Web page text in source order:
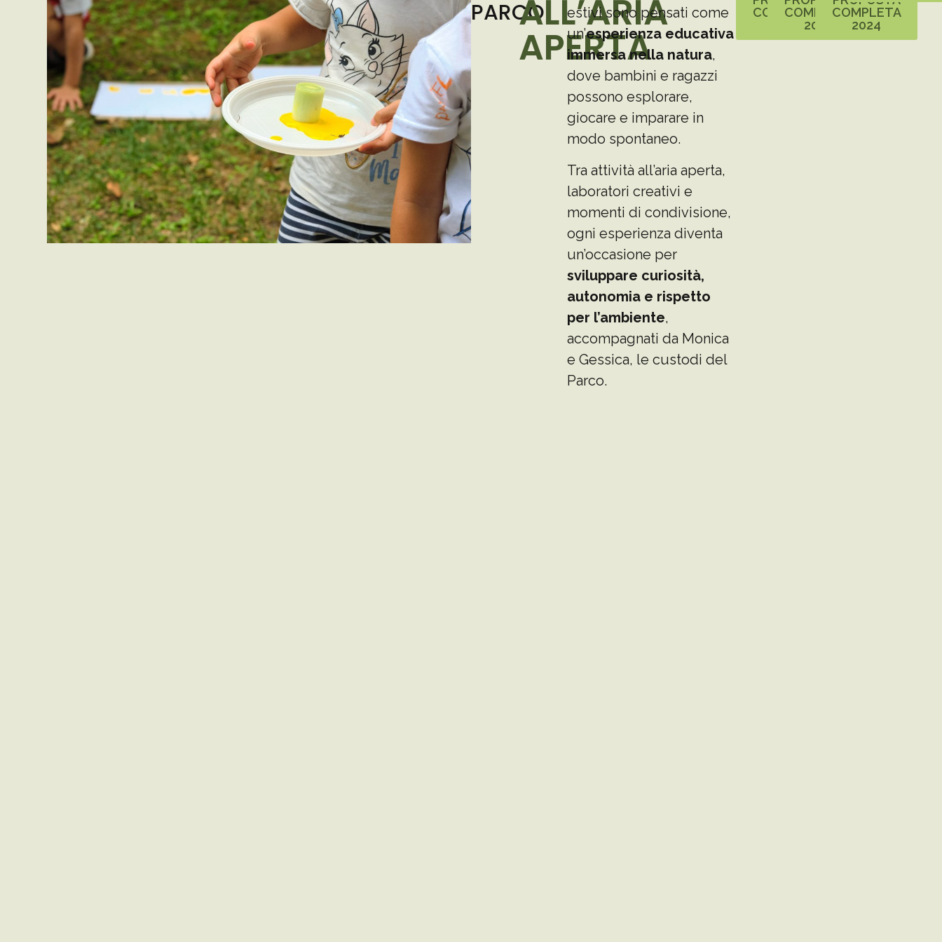
PARCOALL’ARIA
APERTA
estivi sono pensati come
un’esperienza educativa
immersa nella natura,
dove bambini e ragazzi
possono esplorare,
giocare e imparare in
modo spontaneo.
Tra attività all’aria aperta,
laboratori creativi e
momenti di condivisione,
ogni esperienza diventa
un’occasione per
sviluppare curiosità,
autonomia e rispetto
per l’ambiente,
accompagnati da Monica
e Gessica, le custodi del
Parco.
COMPLETACOMPLETA
2025
COMPLETA
2024